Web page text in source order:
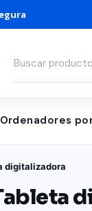
Ordenadores
digitalizadora